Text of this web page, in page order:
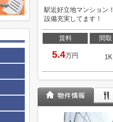
駅近好立地マンション！
設備充実してます！
賃料
5.4万円
間取
1K